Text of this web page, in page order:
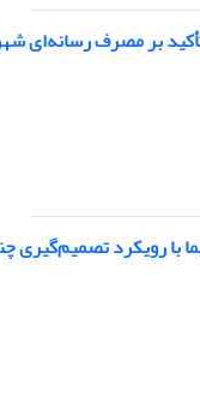
بر مصرف رسانه‌ای
با رویکرد تصمیم‌گیری